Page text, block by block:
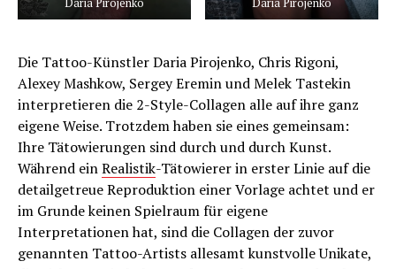
Die Tattoo-Künstler Daria Pirojenko, Chris Rigoni,
Alexey Mashkow, Sergey Eremin und Melek Tastekin
interpretieren die 2-Style-Collagen alle auf ihre ganz
eigene Weise. Trotzdem haben sie eines gemeinsam:
Ihre Tätowierungen sind durch und durch Kunst.
Während einRealistik-Tätowierer in erster Linie auf die
detailgetreue Reproduktion einer Vorlage achtet und er
im Grunde keinen Spielraum für eigene
Interpretationen hat, sind die Collagen der zuvor
genannten Tattoo-Artists allesamt kunstvolle Unikate,